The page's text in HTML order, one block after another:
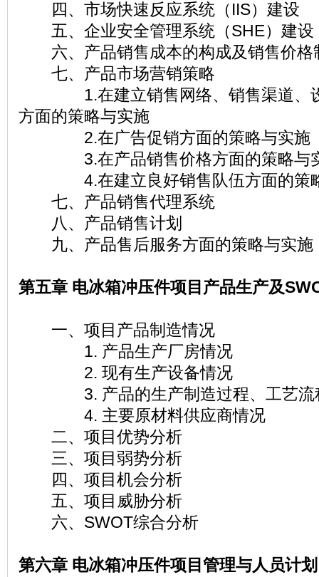
四、市场快速反应系统（IIS）建设
五、企业安全管理系统（SHE）建设
六、产品销售成本的构成及销售价格
七、产品市场营销策略
1.在建立销售网络、销售渠道、设
方面的策略与实施
2.在广告促销方面的策略与实施
3.在产品销售价格方面的策略与
4.在建立良好销售队伍方面的策
七、产品销售代理系统
八、产品销售计划
九、产品售后服务方面的策略与实施
第五章 电冰箱冲压件项目产品生产及
一、项目产品制造情况
1. 产品生产厂房情况
2. 现有生产设备情况
3. 产品的生产制造过程、工艺流
4. 主要原材料供应商情况
二、项目优势分析
三、项目弱势分析
四、项目机会分析
五、项目威胁分析
六、SWOT综合分析
第六章 电冰箱冲压件项目管理与人员计划